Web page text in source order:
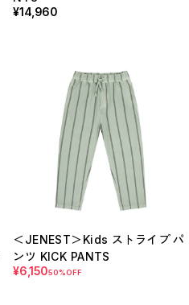
¥14,960
＜JENEST＞Kids ストライプ パ
ンツ KICK PANTS
¥6,15050%OFF